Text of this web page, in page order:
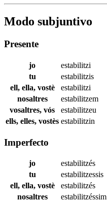
Modo subjuntivo
Presente
jo
estabilitzi
tu
estabilitzis
ell, ella, vostè
estabilitzi
nosaltres
estabilitzem
vosaltres, vós
estabilitzeu
ells, elles, vostès estabilitzin
Imperfecto
jo
estabilitzés
tu
estabilitzessis
ell, ella, vostè
estabilitzés
nosaltres
estabilitzéssim